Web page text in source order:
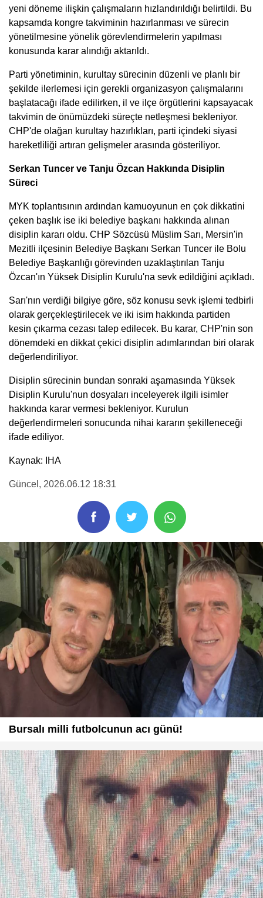
yeni döneme ilişkin çalışmaların hızlandırıldığı belirtildi. Bu
kapsamda kongre takviminin hazırlanması ve sürecin
yönetilmesine yönelik görevlendirmelerin yapılması
konusunda karar alındığı aktarıldı.
Parti yönetiminin, kurultay sürecinin düzenli ve planlı bir
şekilde ilerlemesi için gerekli organizasyon çalışmalarını
başlatacağı ifade edilirken, il ve ilçe örgütlerini kapsayacak
takvimin de önümüzdeki süreçte netleşmesi bekleniyor.
CHP'de olağan kurultay hazırlıkları, parti içindeki siyasi
hareketliliği artıran gelişmeler arasında gösteriliyor.
Serkan Tuncer ve Tanju Özcan Hakkında Disiplin
Süreci
MYK toplantısının ardından kamuoyunun en çok dikkatini
çeken başlık ise iki belediye başkanı hakkında alınan
disiplin kararı oldu. CHP Sözcüsü Müslim Sarı, Mersin'in
Mezitli ilçesinin Belediye Başkanı Serkan Tuncer ile Bolu
Belediye Başkanlığı görevinden uzaklaştırılan Tanju
Özcan'ın Yüksek Disiplin Kurulu'na sevk edildiğini açıkladı.
Sarı'nın verdiği bilgiye göre, söz konusu sevk işlemi tedbirli
olarak gerçekleştirilecek ve iki isim hakkında partiden
kesin çıkarma cezası talep edilecek. Bu karar, CHP'nin son
dönemdeki en dikkat çekici disiplin adımlarından biri olarak
değerlendiriliyor.
Disiplin sürecinin bundan sonraki aşamasında Yüksek
Disiplin Kurulu'nun dosyaları inceleyerek ilgili isimler
hakkında karar vermesi bekleniyor. Kurulun
değerlendirmeleri sonucunda nihai kararın şekilleneceği
ifade ediliyor.
Kaynak: IHA
Güncel , 2026.06.12 18:31
Bursalı milli futbolcunun acı günü!